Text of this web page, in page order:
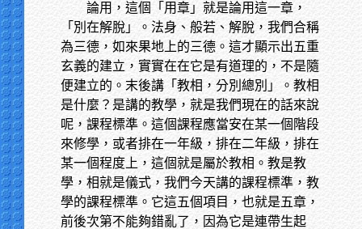
論用，這個「用章」就是論用這一章，
「別在解脫」。法身、般若、解脫，我們合稱
為三德，如來果地上的三德。這才顯示出五重
玄義的建立，實實在在它是有道理的，不是隨
便建立的。末後講「教相，分別總別」。教相
是什麼？是講的教學，就是我們現在的話來說
呢，課程標準。這個課程應當安在某一個階段
來修學，或者排在一年級，排在二年級，排在
某一個程度上，這個就是屬於教相。教是教
學，相就是儀式，我們今天講的課程標準，教
學的課程標準。它這五個項目，也就是五章，
前後次第不能夠錯亂了，因為它是連帶生起